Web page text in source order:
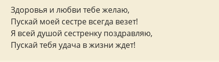
Здоровья и любви тебе желаю,
Пускай моей сестре всегда везет!
Я всей душой сестренку поздравляю,
Пускай тебя удача в жизни ждет!